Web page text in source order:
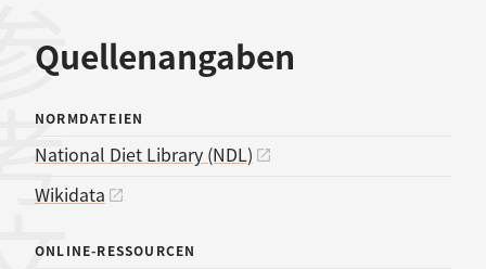
Quellenangaben
NORMDATEIEN
National Diet Library (NDL)
Wikidata
ONLINE-RESSOURCEN